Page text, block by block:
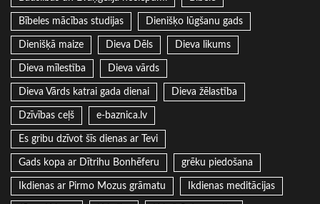
Bībeles mācības studijas Dienišķo lūgšanu gads
Dienišķā maize Dieva Dēls Dieva likums
Dieva mīlestība Dieva vārds
Dieva Vārds katrai gada dienai Dieva žēlastība
Dzīvības ceļš e-baznica.lv
Es gribu dzīvot šīs dienas ar Tevi
Gads kopa ar Dītrihu Bonhēferu grēku piedošana
Ikdienas ar Pirmo Mozus grāmatu Ikdienas meditācijas